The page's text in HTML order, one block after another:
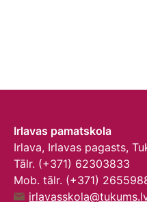
Irlavas pamatskola
Irlava, Irlavas pagasts,
Tālr. (+371) 62303833
Mob. tālr. (+371)